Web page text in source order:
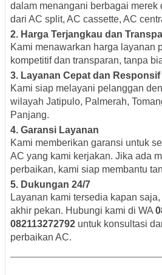
dalam menangani berbagai merek
dari AC split, AC cassette, AC
2. Harga Terjangkau dan
Kami menawarkan harga layanan
kompetitif dan transparan, tanpa
3. Layanan Cepat dan Responsif
Kami siap melayani pelanggan
wilayah Jatipulo, Palmerah,
Panjang.
4. Garansi Layanan
Kami memberikan garansi untuk
AC yang kami kerjakan. Jika ada
perbaikan, kami siap membantu
5. Dukungan 24/7
Layanan kami tersedia kapan
akhir pekan. Hubungi kami di WA
082113272792 untuk konsultasi
perbaikan AC.